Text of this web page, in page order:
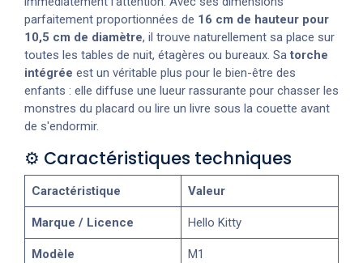
parfaitement proportionnées de 16 cm de hauteur pour
10,5 cm de diamètre, il trouve naturellement sa place sur
toutes les tables de nuit, étagères ou bureaux. Satorche
intégrée est un véritable plus pour le bien-être des
enfants : elle diffuse une lueur rassurante pour chasser les
monstres du placard ou lire un livre sous la couette avant
de s'endormir.
⚙️ Caractéristiques techniques
Caractéristique Valeur
Marque / Licence Hello Kitty
Modèle M1